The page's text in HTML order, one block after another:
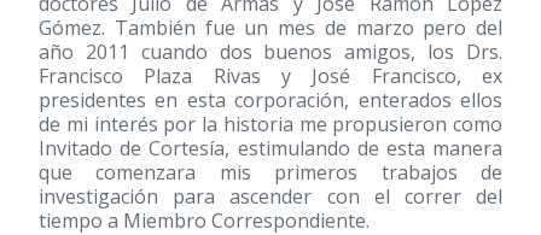
Gómez. También fue un mes de marzo pero del
año 2011 cuando dos buenos amigos, los Drs.
Francisco Plaza Rivas y José Francisco, ex
presidentes en esta corporación, enterados ellos
de mi interés por la historia me propusieron como
Invitado de Cortesía, estimulando de esta manera
que comenzara mis primeros trabajos de
investigación para ascender con el correr del
tiempo a Miembro Correspondiente.